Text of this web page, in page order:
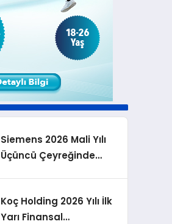
Siemens 2026 Mali Yılı
Üçüncü Çeyreğinde
Beklentisi
Koç Holding 2026 Yılı İlk
Yarı Finansal